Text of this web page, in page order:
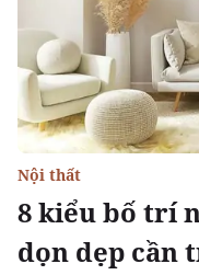
8 kiểu bố trí
dọn dẹp cần
Nội thất